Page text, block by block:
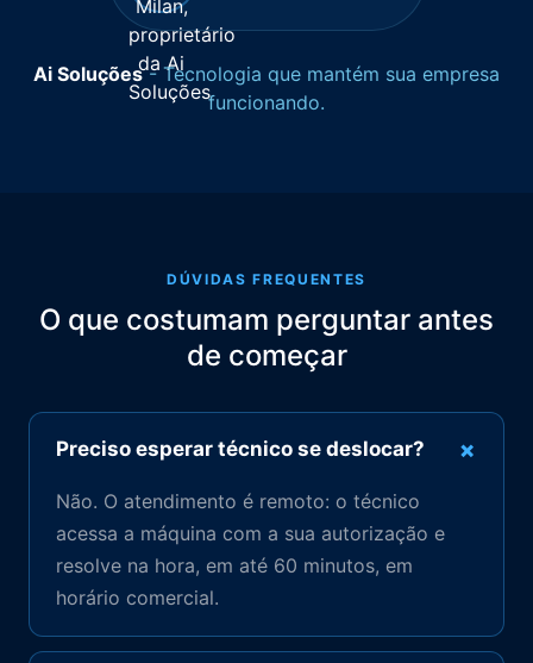
Ai Soluções- Tecnologia que mantém sua empresa
funcionando.
DÚVIDAS FREQUENTES
O que costumam perguntar antes
de começar
Preciso esperar técnico se deslocar? +
Não. O atendimento é remoto: o técnico
acessa a máquina com a sua autorização e
resolve na hora, em até 60 minutos, em
horário comercial.